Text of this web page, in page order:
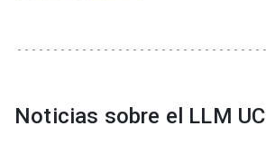
Noticias sobre el LLM UC